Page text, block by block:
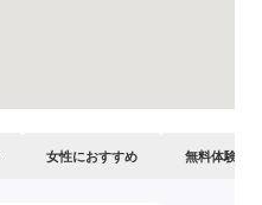
女性におすすめ 無料体験